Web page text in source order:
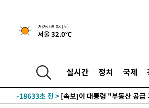
2026.08.08 (토)
서울 32.0℃
실시간 정치 국제
1시간 전 >[속보]규제합리화위원회 부위원장
후임
-26183초 전 >이강인, 폭염 속 AT마드리드
하향수정 (2보)
-22770초 전 >
[속보] 미 사업체, 일자리 7
-18633초 전 >
실천"
-17718초 전 > 이란, "오만과 '중앙 단일 루